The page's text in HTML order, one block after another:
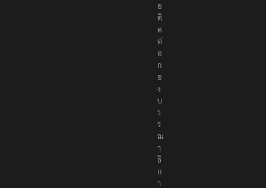
รื
อ
ติ
ด
ต่
อ
ก
อ
ง
บ
ร
ร
ณ
า
ธิ
ก